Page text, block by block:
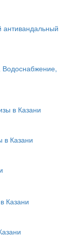
Водоснабжение,
в Казани